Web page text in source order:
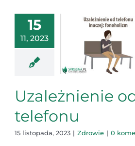
15
11, 2023
Uzależnienie
telefonu
15 listopada, 2023 | Zdrowie | 0